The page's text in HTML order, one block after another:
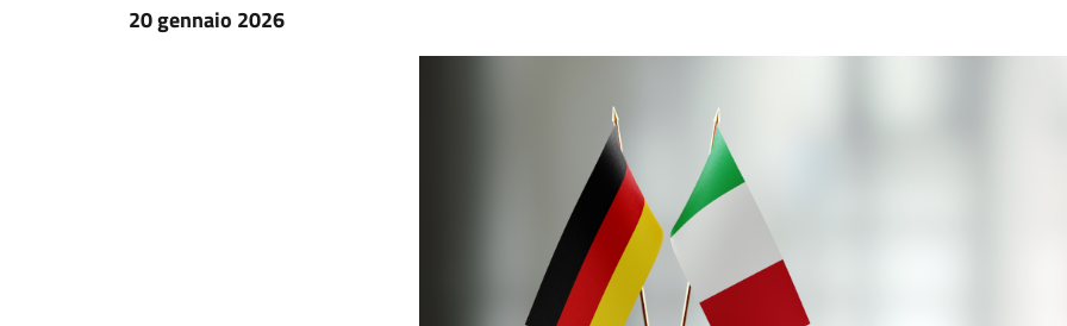
20 gennaio 2026